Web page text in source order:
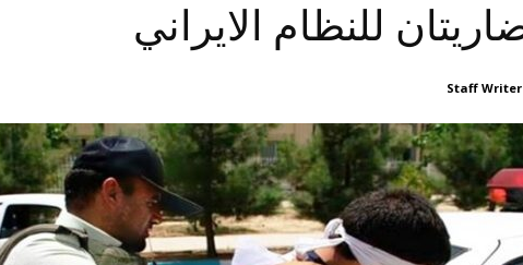
للنظام الايراني
Staff Writer